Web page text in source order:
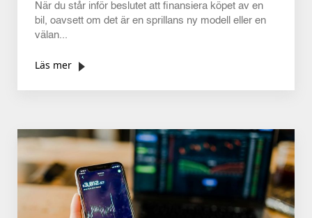
När du står inför beslutet att finansiera köpet av en
bil, oavsett om det är en sprillans ny modell eller en
välan...
Läs mer